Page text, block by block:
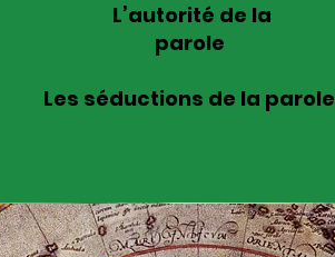
L’autorité de la
parole
Les séductions de la parole